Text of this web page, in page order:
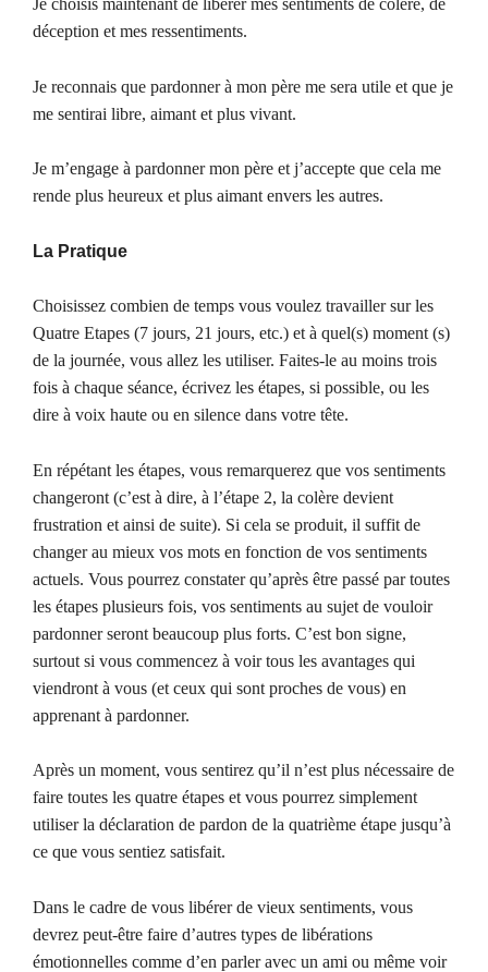
Je choisis maintenant de libérer mes sentiments de colère, de
déception et mes ressentiments.
Je reconnais que pardonner à mon père me sera utile et que je
me sentirai libre, aimant et plus vivant.
Je m’engage à pardonner mon père et j’accepte que cela me
rende plus heureux et plus aimant envers les autres.
La Pratique
Choisissez combien de temps vous voulez travailler sur les
Quatre Etapes (7 jours, 21 jours, etc.) et à quel(s) moment (s)
de la journée, vous allez les utiliser. Faites-le au moins trois
fois à chaque séance, écrivez les étapes, si possible, ou les
dire à voix haute ou en silence dans votre tête.
En répétant les étapes, vous remarquerez que vos sentiments
changeront (c’est à dire, à l’étape 2, la colère devient
frustration et ainsi de suite). Si cela se produit, il suffit de
changer au mieux vos mots en fonction de vos sentiments
actuels. Vous pourrez constater qu’après être passé par toutes
les étapes plusieurs fois, vos sentiments au sujet de vouloir
pardonner seront beaucoup plus forts. C’est bon signe,
surtout si vous commencez à voir tous les avantages qui
viendront à vous (et ceux qui sont proches de vous) en
apprenant à pardonner.
Après un moment, vous sentirez qu’il n’est plus nécessaire de
faire toutes les quatre étapes et vous pourrez simplement
utiliser la déclaration de pardon de la quatrième étape jusqu’à
ce que vous sentiez satisfait.
Dans le cadre de vous libérer de vieux sentiments, vous
devrez peut-être faire d’autres types de libérations
émotionnelles comme d’en parler avec un ami ou même voir